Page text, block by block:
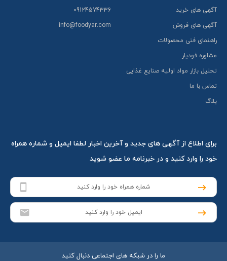
آگهی های خرید
آگهی های فروش
راهنمای فنی محصولات
مشاوره فودیار
تحلیل بازار مواد اولیه صنایع غذایی
تماس با ما
بلاگ
09124574336
info@foodyar.com
برای اطلاع از آگهی های جدید و آخرین اخبار لطفا ایمیل و شماره همراه
خود را وارد کنید و در خبرنامه ما عضو شوید
ما را در شبکه های اجتماعی دنبال کنید